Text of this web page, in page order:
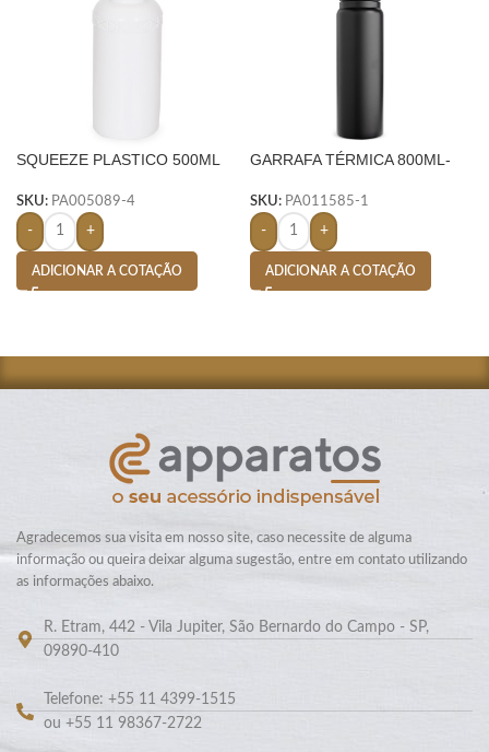
SQUEEZE PLASTICO 500ML
SKU: PA005089-4
- +
ADICIONAR A COTAÇÃO
GARRAFA TÉRMICA 800ML-
SKU: PA011585-1
- +
ADICIONAR A COTAÇÃO
Agradecemos sua visita em nosso site, caso necessite de alguma
informação ou queira deixar alguma sugestão, entre em contato utilizando
as informações abaixo.
R. Etram, 442 - Vila Jupiter, São Bernardo do Campo - SP,
09890-410
Telefone: +55 11 4399-1515
ou +55 11 98367-2722